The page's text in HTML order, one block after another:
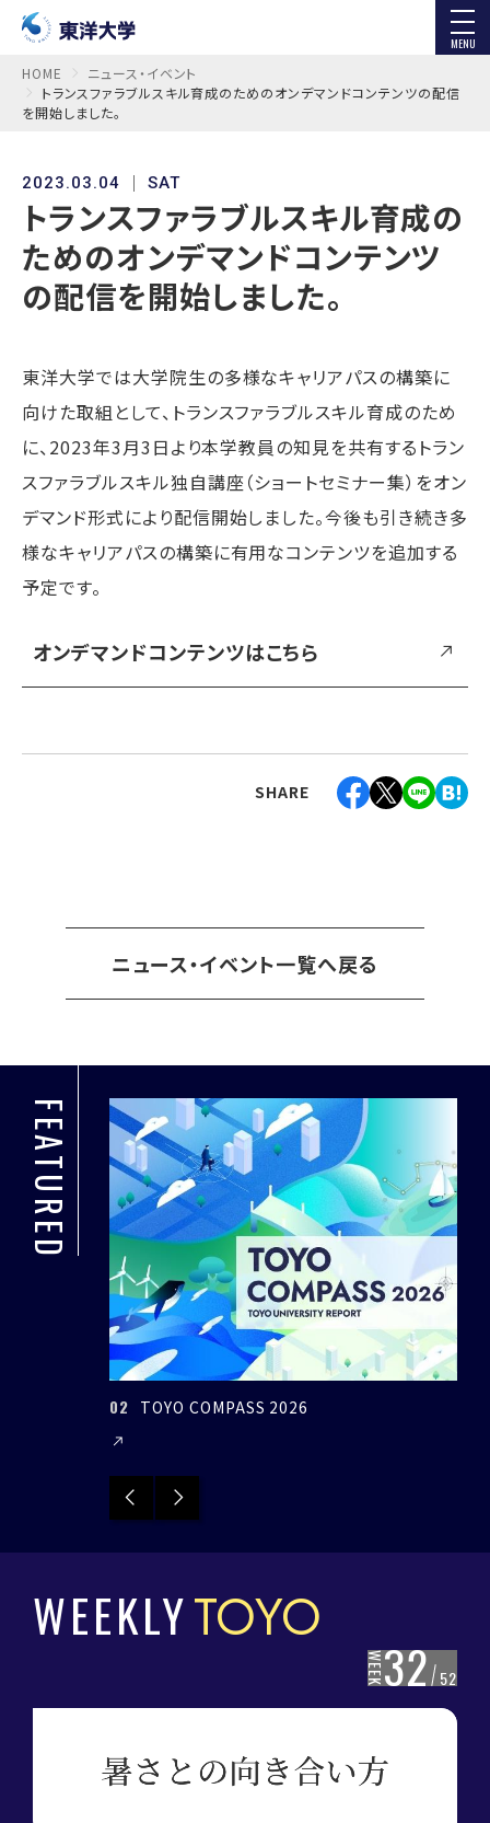
MENU
HOME
ニュース・イベント
トランスファラブルスキル育成のためのオンデマンドコンテンツの配信
を開始しました。
2023.03.04 SAT
トランスファラブルスキル育成の
ためのオンデマンドコンテンツ
の配信を開始しました。
東洋大学では大学院生の多様なキャリアパスの構築に
向けた取組として、トランスファラブルスキル育成のため
に、2023年3月3日より本学教員の知見を共有するトラン
スファラブルスキル独自講座（ショートセミナー集）をオン
デマンド形式により配信開始しました。今後も引き続き多
様なキャリアパスの構築に有用なコンテンツを追加する
予定です。
オンデマンドコンテンツはこちら
SHARE
ニュース・イベント一覧へ戻る
FEATURED
02 TOYO COMPASS 2026
Previous
Next
WEEKLYTOYO
WEEK32 52